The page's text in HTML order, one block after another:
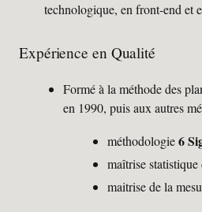
technologique, en front-end et
Expérience en Qualité
Formé à la méthode des
en 1990, puis aux autres
méthodologie6
maîtrise statistique
maitrise de la